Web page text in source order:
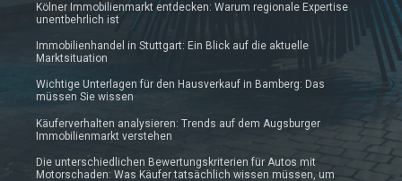
Kölner Immobilienmarkt entdecken: Warum regionale Expertise
unentbehrlich ist
Immobilienhandel in Stuttgart: Ein Blick auf die aktuelle
Marktsituation
Wichtige Unterlagen für den Hausverkauf in Bamberg: Das
müssen Sie wissen
Käuferverhalten analysieren: Trends auf dem Augsburger
Immobilienmarkt verstehen
Die unterschiedlichen Bewertungskriterien für Autos mit
Motorschaden: Was Käufer tatsächlich wissen müssen, um